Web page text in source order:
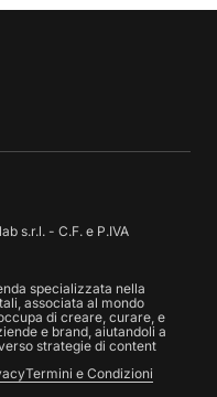
s.r.l. - C.F. e P.IVA
specializzata nella
associata al mondo
di creare, curare, e
e brand, aiutandoli a
strategie di content
Termini e Condizioni